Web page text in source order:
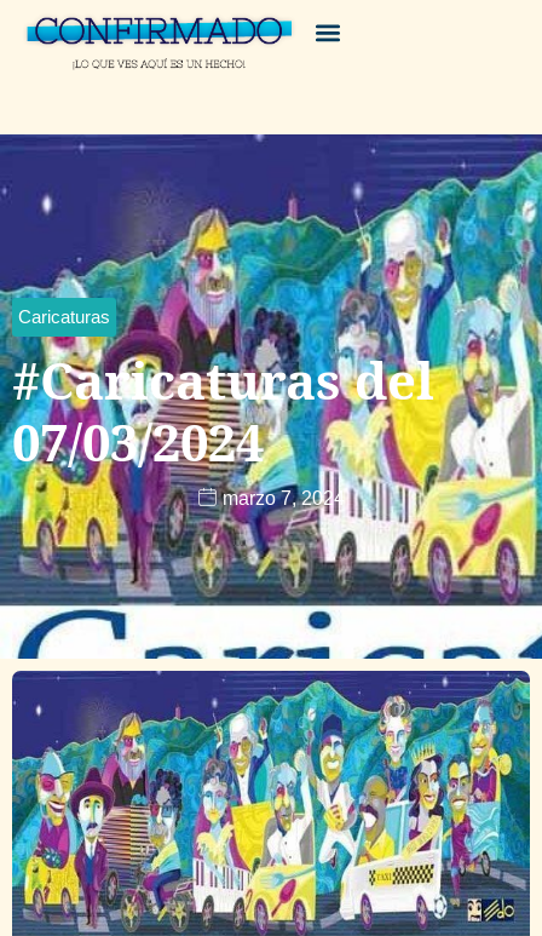
Caricaturas
#Caricaturas del
07/03/2024
marzo 7, 2024